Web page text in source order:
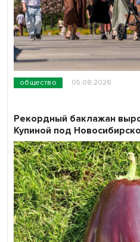
общество 05.08.2026
Рекордный баклажан
Купиной под